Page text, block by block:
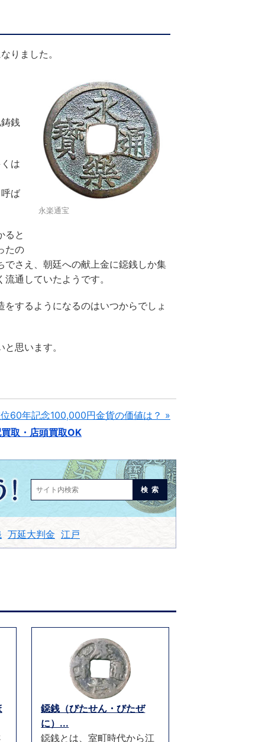
りました。
永楽通宝
銭
は
ば
ると
たの
でさえ、朝廷への献上金に鐚銭しか集
通していたようです。
するようになるのはいつからでしょ
思います。
60年記念100,000円金貨の価値は？ »
取・店頭買取OK
検索
万延大判金 江戸
鐚銭（びたせん・びたぜ
に）...
鐚銭とは、室町時代から江